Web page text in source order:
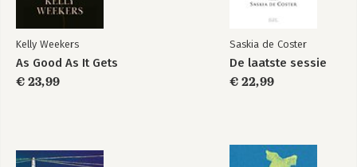
Kelly Weekers
As Good As It Gets
€ 23,99
Saskia de Coster
De laatste sessie
€ 22,99